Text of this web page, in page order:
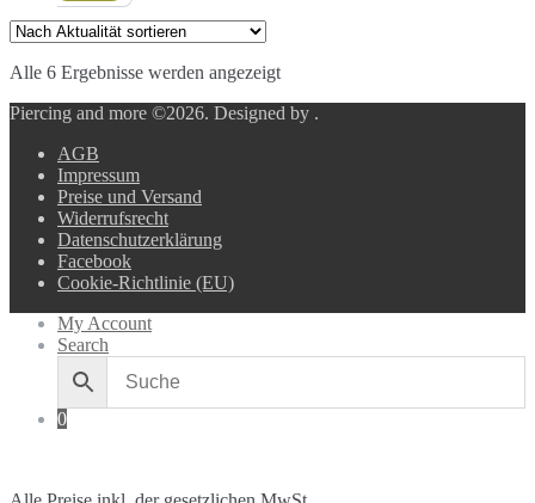
Alle 6 Ergebnisse werden angezeigtNach
sortiert
Piercing and more ©2026. Designed by .
AGB
Impressum
Preise und Versand
Widerrufsrecht
Datenschutzerklärung
Facebook
Cookie-Richtlinie (EU)
My Account
Search
0